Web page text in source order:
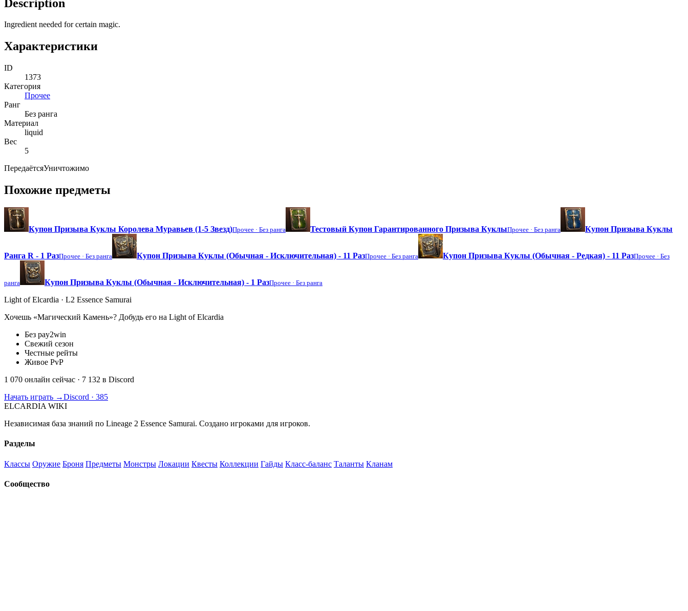
Description
Ingredient needed for certain magic.
Характеристики
ID
1373
Категория
Прочее
Ранг
Без ранга
Материал
liquid
Вес
5
ПередаётсяУничтожимо
Похожие предметы
Купон Призыва Куклы Королева Муравьев (1-5 Звезд)Прочее · Без ранга Тестовый Купон Гарантированного Призыва КуклыПрочее · Без ранга Купон Призыва Куклы
Ранга R - 1 РазПрочее · Без ранга Купон Призыва Куклы (Обычная - Исключительная) - 11 РазПрочее · Без ранга Купон Призыва Куклы (Обычная - Редкая) - 11 РазПрочее · Без
ранга Купон Призыва Куклы (Обычная - Исключительная) - 1 РазПрочее · Без ранга
Light of Elcardia · L2 Essence Samurai
Хочешь «Магический Камень»? Добудь его на Light of Elcardia
Без pay2win
Свежий сезон
Честные рейты
Живое PvP
1 070 онлайн сейчас · 7 132 в Discord
Начать играть →Discord · 385
ELCARDIA WIKI
Независимая база знаний по Lineage 2 Essence Samurai. Создано игроками для игроков.
Разделы
Классы Оружие Броня Предметы Монстры Локации Квесты Коллекции Гайды Класс-баланс Таланты Кланам
Сообщество